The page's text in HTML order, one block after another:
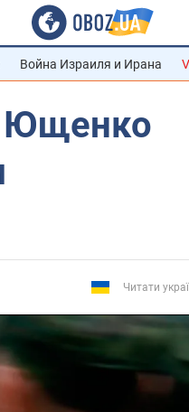
Война Израиля и Ирана
Ющенко
Читати